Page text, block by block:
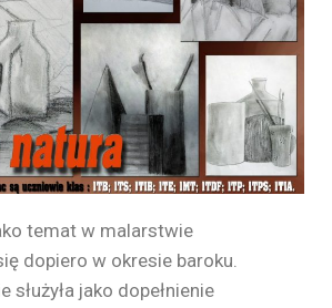
temat w malarstwie
dopiero w okresie baroku.
służyła jako dopełnienie